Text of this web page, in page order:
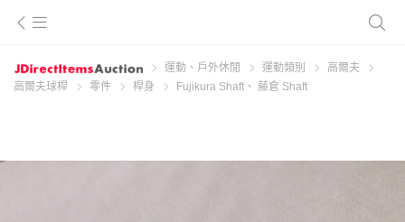
運動、戶外休閒 運動類別
高爾夫
高爾夫球桿
零件 桿身 Fujikura Shaft、 藤倉 Shaft